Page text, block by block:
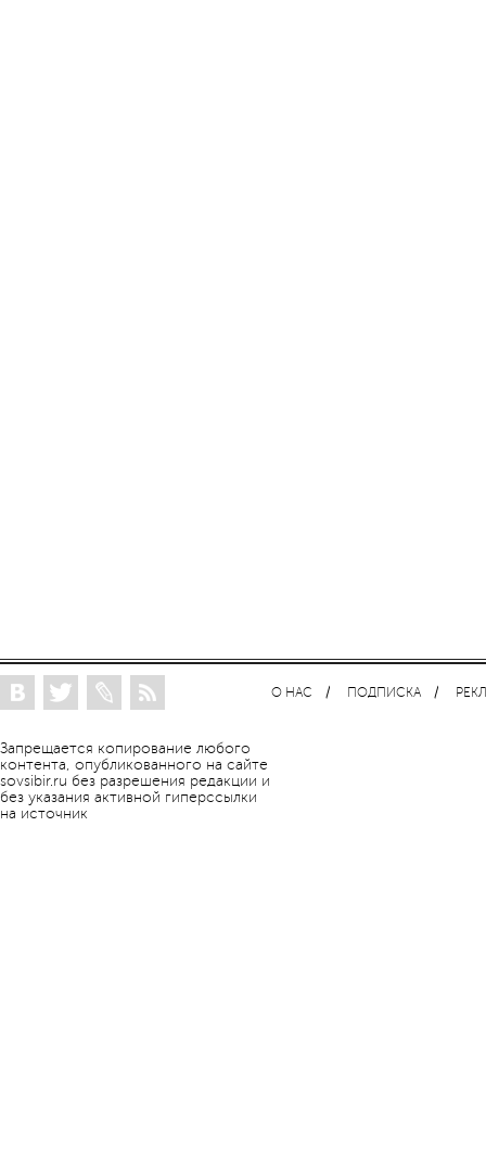
Запрещается копирование любого
контента, опубликованного на сайте
sovsibir.ru без разрешения редакции и
без указания активной гиперссылки
на источник
О НАС ПОДПИСКА